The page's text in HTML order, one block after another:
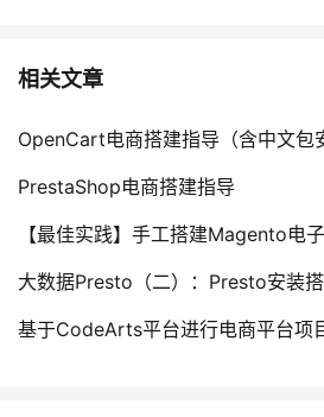
相关文章
OpenCart电商搭建指导（含中文包
PrestaShop电商搭建指导
【最佳实践】手工搭建Magento电
大数据Presto（二）：Presto安装
基于CodeArts平台进行电商平台项